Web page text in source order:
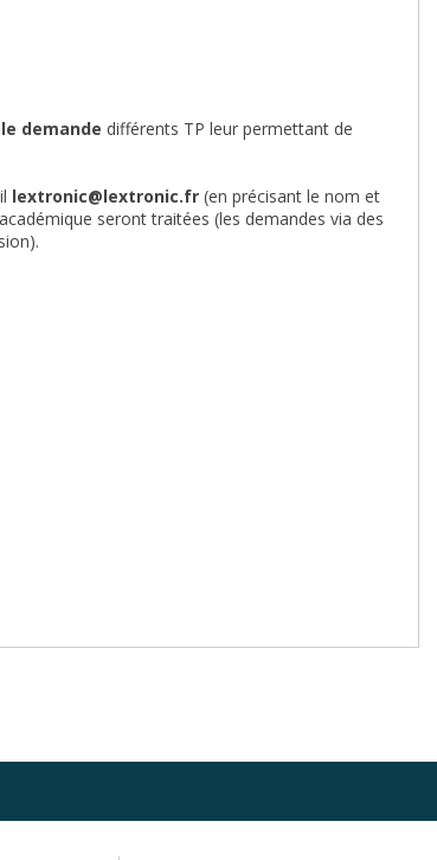
demande différents TP leur permettant de
lextronic@lextronic.fr (en précisant le nom et
seront traitées (les demandes via des